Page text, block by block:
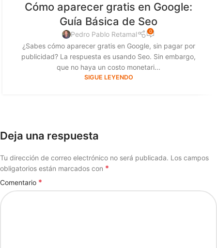
Cómo aparecer gratis en Google:
Guía Básica de Seo
Pedro Pablo Retamal 0
¿Sabes cómo aparecer gratis en Google, sin pagar por
publicidad? La respuesta es usando Seo. Sin embargo,
que no haya un costo monetari...
SIGUE LEYENDO
Deja una respuesta
Tu dirección de correo electrónico no será publicada. Los campos
obligatorios están marcados con *
Comentario *